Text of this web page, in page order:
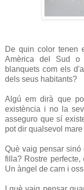
De quin color tenen
Amèrica del Sud
blanquets com els
dels seus habitants?
Algú em dirà que
existència i no la
asseguro que sí
pot dir qualsevol
Què vaig pensar
filla? Rostre
Un àngel de carn i